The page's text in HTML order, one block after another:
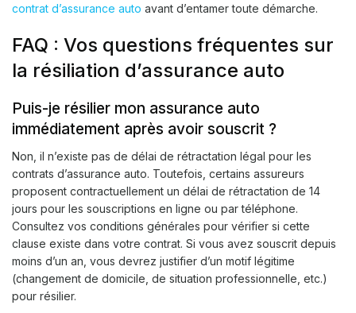
contrat d’assurance auto avant d’entamer toute démarche.
FAQ : Vos questions fréquentes sur
la résiliation d’assurance auto
Puis-je résilier mon assurance auto
immédiatement après avoir souscrit ?
Non, il n’existe pas de délai de rétractation légal pour les
contrats d’assurance auto. Toutefois, certains assureurs
proposent contractuellement un délai de rétractation de 14
jours pour les souscriptions en ligne ou par téléphone.
Consultez vos conditions générales pour vérifier si cette
clause existe dans votre contrat. Si vous avez souscrit depuis
moins d’un an, vous devrez justifier d’un motif légitime
(changement de domicile, de situation professionnelle, etc.)
pour résilier.